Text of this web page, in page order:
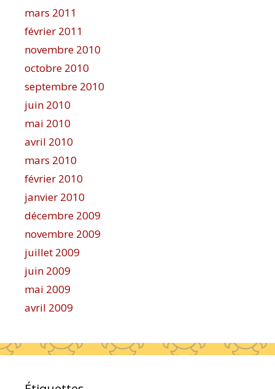
mars 2011
février 2011
novembre 2010
octobre 2010
septembre 2010
juin 2010
mai 2010
avril 2010
mars 2010
février 2010
janvier 2010
décembre 2009
novembre 2009
juillet 2009
juin 2009
mai 2009
avril 2009